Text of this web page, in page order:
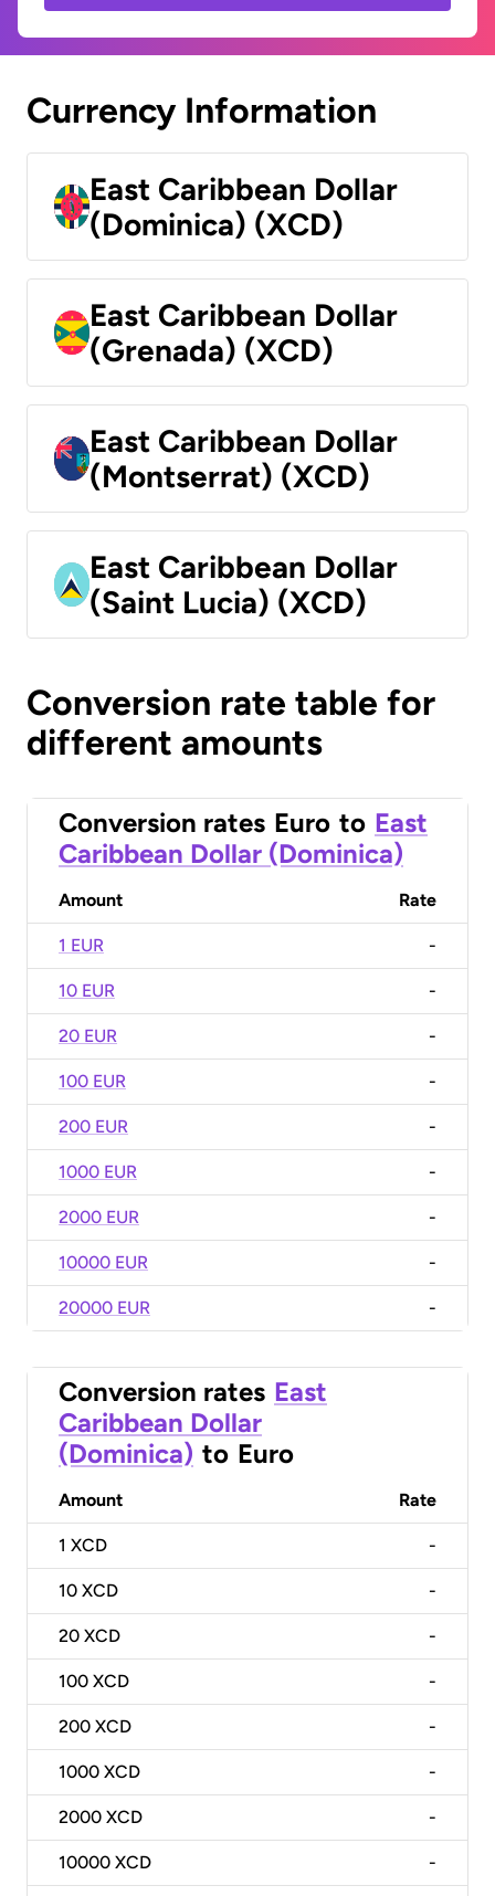
Currency Information
East Caribbean Dollar
(Dominica) (XCD)
East Caribbean Dollar
(Grenada) (XCD)
East Caribbean Dollar
(Montserrat) (XCD)
East Caribbean Dollar
(Saint Lucia) (XCD)
Conversion rate table for
different amounts
Conversion rates Euro to East
Caribbean Dollar (Dominica)
Amount Rate
1 EUR -
10 EUR -
20 EUR -
100 EUR -
200 EUR -
1000 EUR -
2000 EUR -
10000 EUR -
20000 EUR -
Conversion rates East
Caribbean Dollar
(Dominica) to Euro
Amount Rate
1 XCD -
10 XCD -
20 XCD -
100 XCD -
200 XCD -
1000 XCD -
2000 XCD -
10000 XCD -